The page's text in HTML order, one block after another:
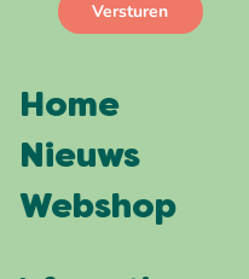
Home
Nieuws
Webshop